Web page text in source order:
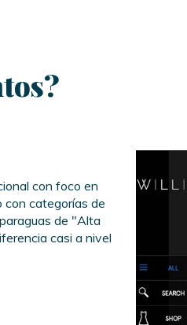
con foco en
con categorías de
de "Alta
casi a nivel